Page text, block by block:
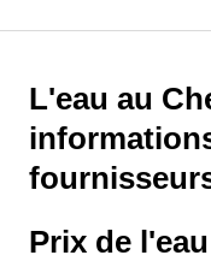
L'eau au
Prix de